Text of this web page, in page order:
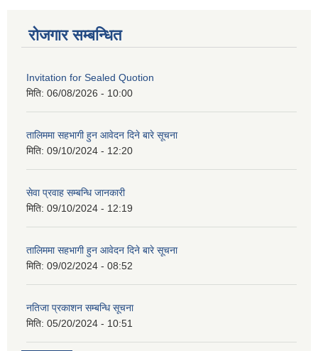
रोजगार सम्बन्धित
Invitation for Sealed Quotion
मिति: 06/08/2026 - 10:00
तालिममा सहभागी हुन आवेदन दिने बारे सूचना
मिति: 09/10/2024 - 12:20
सेवा प्रवाह सम्बन्धि जानकारी
मिति: 09/10/2024 - 12:19
तालिममा सहभागी हुन आवेदन दिने बारे सूचना
मिति: 09/02/2024 - 08:52
नतिजा प्रकाशन सम्बन्धि सूचना
मिति: 05/20/2024 - 10:51